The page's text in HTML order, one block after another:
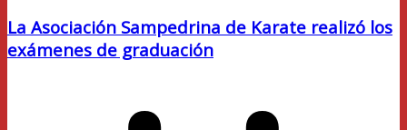
La Asociación Sampedrina de Karate realizó los
exámenes de graduación